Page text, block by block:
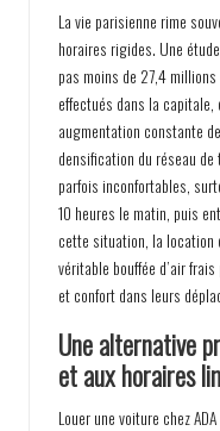
La vie parisienne rime
horaires rigides. Une
pas moins de 27,4
effectués dans la
augmentation constante
densification du réseau
parfois inconfortables,
10 heures le matin, puis
cette situation, la location
véritable bouffée d’air
et confort dans leurs
Une alternative
et aux horaires
Louer une voiture chez